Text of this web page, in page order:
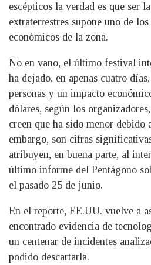
escépticos la verdad es que ser
extraterrestres supone uno de
económicos de la zona.
No en vano, el último festival
ha dejado, en apenas cuatro
personas y un impacto
dólares, según los
creen que ha sido menor debido
embargo, son cifras
atribuyen, en buena parte, al
último informe del Pentágono
el pasado 25 de junio.
En el reporte, EE.UU. vuelve a
encontrado evidencia de
un centenar de incidentes
podido descartarla.